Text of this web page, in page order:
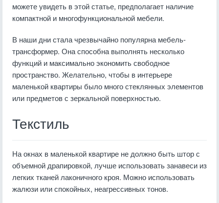
можете увидеть в этой статье, предполагает наличие
компактной и многофункциональной мебели.
В наши дни стала чрезвычайно популярна мебель-
трансформер. Она способна выполнять несколько
функций и максимально экономить свободное
пространство. Желательно, чтобы в интерьере
маленькой квартиры было много стеклянных элементов
или предметов с зеркальной поверхностью.
Текстиль
На окнах в маленькой квартире не должно быть штор с
объемной драпировкой, лучше использовать занавеси из
легких тканей лаконичного кроя. Можно использовать
жалюзи или спокойных, неагрессивных тонов.